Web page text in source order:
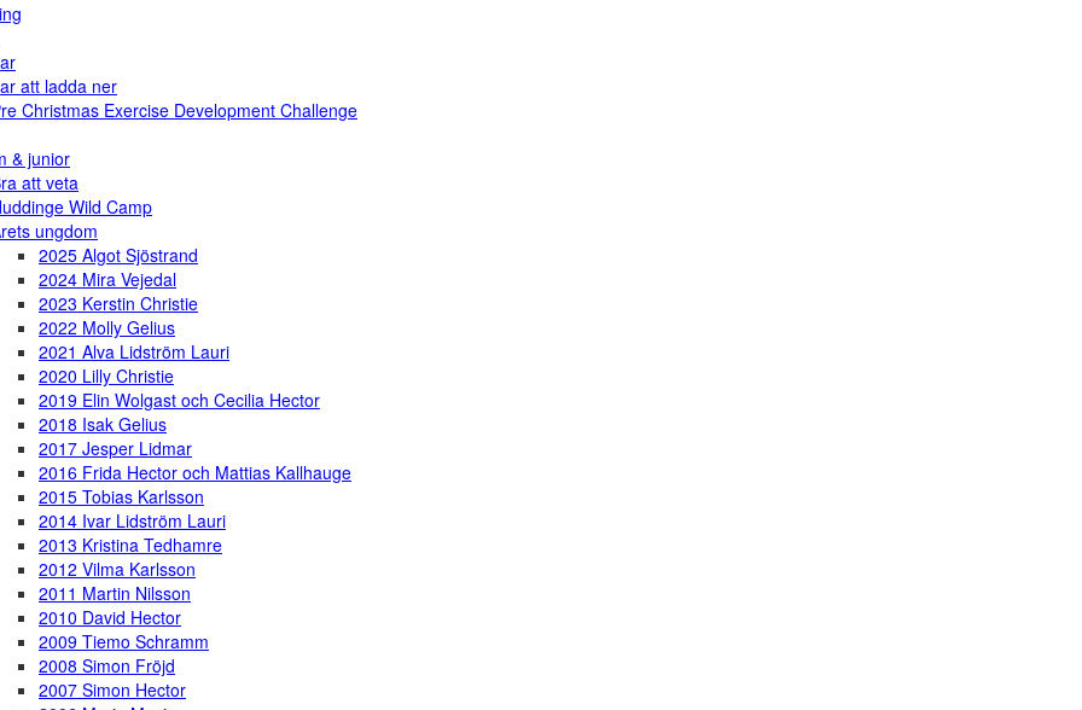
att ladda ner
Christmas Exercise Development Challenge
& junior
att veta
Wild Camp
ungdom
2025 Algot Sjöstrand
2024 Mira Vejedal
2023 Kerstin Christie
2022 Molly Gelius
2021 Alva Lidström Lauri
2020 Lilly Christie
2019 Elin Wolgast och Cecilia Hector
2018 Isak Gelius
2017 Jesper Lidmar
2016 Frida Hector och Mattias Kallhauge
2015 Tobias Karlsson
2014 Ivar Lidström Lauri
2013 Kristina Tedhamre
2012 Vilma Karlsson
2011 Martin Nilsson
2010 David Hector
2009 Tiemo Schramm
2008 Simon Fröjd
2007 Simon Hector